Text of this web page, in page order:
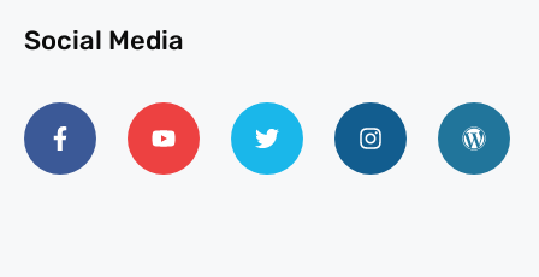
Social Media